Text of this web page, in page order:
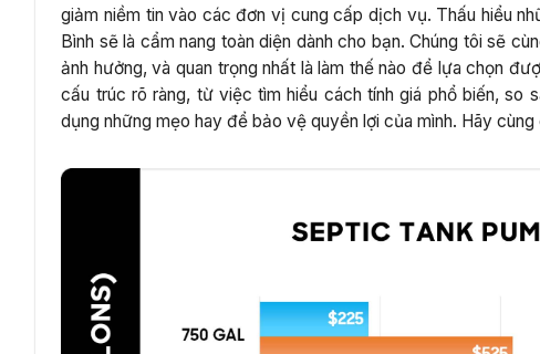
giảm niềm tin vào các đơn vị cung cấp dịch vụ. Thấu hiểu
Bình sẽ là cẩm nang toàn diện dành cho bạn. Chúng tôi sẽ
ảnh hưởng, và quan trọng nhất là làm thế nào để lựa chọn
cấu trúc rõ ràng, từ việc tìm hiểu cách tính giá phổ biến, so
dụng những mẹo hay để bảo vệ quyền lợi của mình. Hãy cùng